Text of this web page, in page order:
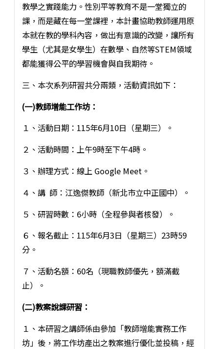
教學之實踐能力。性別平等教育不是一堂獨立的
課，而是藏在每一堂課裡，本計畫協助教師運用原
本就在教的學科內容，做出有意識的改變，讓所有
學生（尤其是女學生）在數學、自然等STEM領域
都能獲得公平的學習機會與自我期待。
三、本次系列研習共分兩類，活動資訊如下：
(一)教師增能工作坊：
１、活動日期：115年6月10日（星期三）。
２、活動時間：上午9時至下午4時。
３、辦理方式：線上 Google Meet。
４、講 師：江逸傑教師（新北市立中正國中）。
５、研習時數：6小時（全程參與者核發）。
６、報名截止：115年6月3日（星期三）23時59
分。
７、活動名額：60名（現職教師優先，額滿截
止）。
(二)教案說課研習：
１、本研習之講師係由參加「教師增能實務工作
坊」後，將工作坊產出之教案進行優化並投稿，經